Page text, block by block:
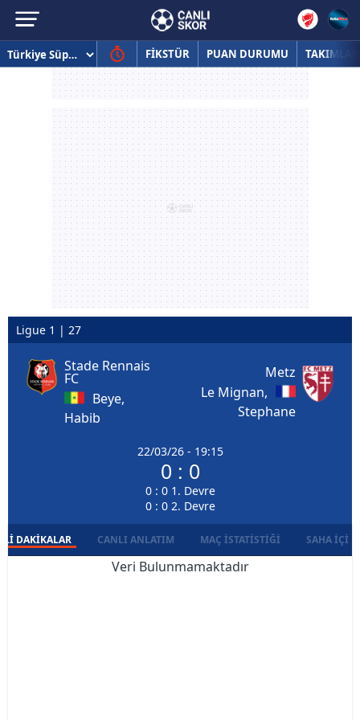
FİKSTÜR PUAN DURUMU TAKIMLAR
Ligue 1 | 27
Stade Rennais
FC
Beye,
Habib
22/03/26 - 19:15
0 : 0
0 : 0 1. Devre
0 : 0 2. Devre
Metz
Le Mignan,
Stephane
DAKIKALAR CANLI ANLATIM MAÇ İSTATISTIĞI SAHA İÇI
Veri Bulunmamaktadır